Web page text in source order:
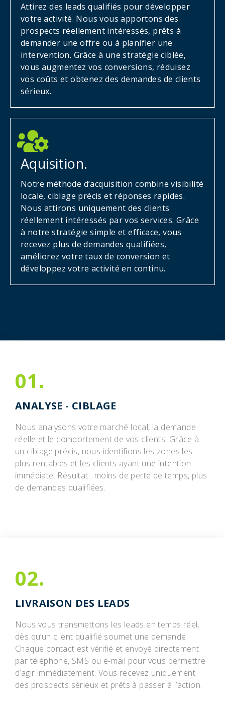
Attirez des leads qualifiés pour développer
votre activité. Nous vous apportons des
prospects réellement intéressés, prêts à
demander une offre ou à planifier une
intervention. Grâce à une stratégie ciblée,
vous augmentez vos conversions, réduisez
vos coûts et obtenez des demandes de clients
sérieux.
Aquisition.
Notre méthode d’acquisition combine visibilité
locale, ciblage précis et réponses rapides.
Nous attirons uniquement des clients
réellement intéressés par vos services. Grâce
à notre stratégie simple et efficace, vous
recevez plus de demandes qualifiées,
améliorez votre taux de conversion et
développez votre activité en continu.
01.
ANALYSE - CIBLAGE
Nous analysons votre marché local, la demande
réelle et le comportement de vos clients. Grâce à
un ciblage précis, nous identifions les zones les
plus rentables et les clients ayant une intention
immédiate. Résultat : moins de perte de temps, plus
de demandes qualifiées.
02.
LIVRAISON DES LEADS
Nous vous transmettons les leads en temps réel,
dès qu’un client qualifié soumet une demande.
Chaque contact est vérifié et envoyé directement
par téléphone, SMS ou e-mail pour vous permettre
d’agir immédiatement. Vous recevez uniquement
des prospects sérieux et prêts à passer à l’action.